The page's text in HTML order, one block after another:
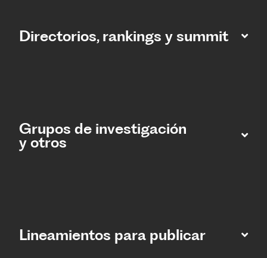
Directorios, rankings y summit
Grupos de investigación
y otros
Lineamientos para publicar